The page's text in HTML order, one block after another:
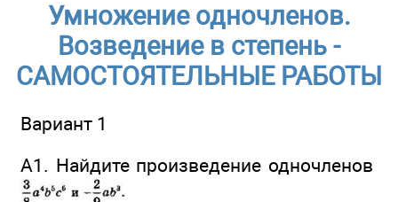
Умножение одночленов.
Возведение в степень -
САМОСТОЯТЕЛЬНЫЕ РАБОТЫ
Вариант 1
А1. Найдите произведение одночленов